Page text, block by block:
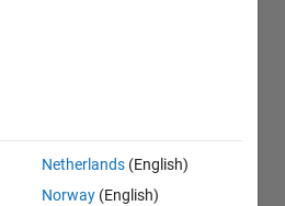
Netherlands (English)
Norway (English)